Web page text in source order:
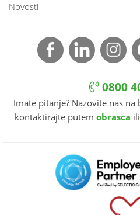
Novosti
0800
Imate pitanje? Nazovite nas
kontaktirajte putem obrasca